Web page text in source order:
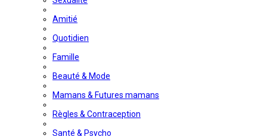
Amitié
Quotidien
Famille
Beauté & Mode
Mamans & Futures mamans
Règles & Contraception
Santé & Psycho